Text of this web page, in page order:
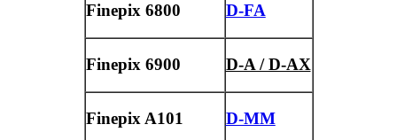
Finepix 6800 D-FA
Finepix 6900 D-A / D-AX
Finepix A101 D-MM